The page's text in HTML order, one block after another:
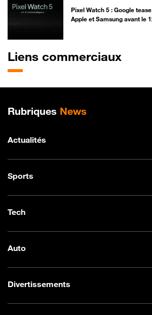
Pixel Watch 5 : Google
Apple et Samsung avant le
Liens commerciaux
Plan de site
Rubriques News
Actualités
Sports
Tech
Auto
Divertissements